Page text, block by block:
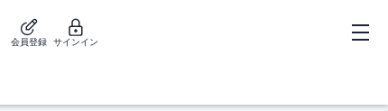
会員登録 サインイン